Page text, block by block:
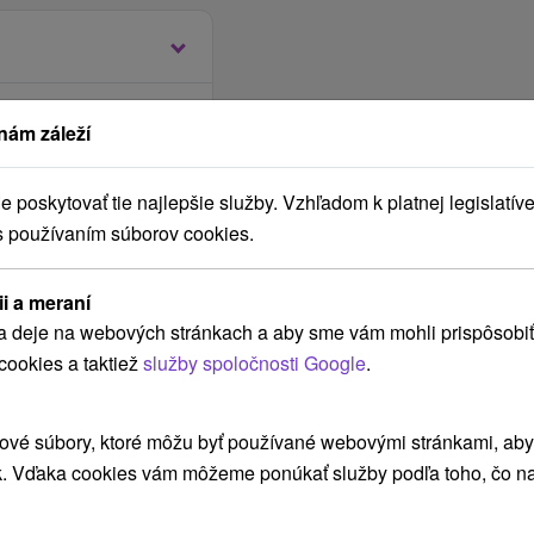
zo
13 a viac nocí)
v LD Rubín
prevádzky)
hotelového
s infoletákom,
služby zadarmo.
návštevy
dni dopoludnia alebo
10.00 hod.
jedáleň, kde je
formou
rôzne pečivo a
sezónne
počas vášho
záleží
poskytovať tie najlepšie služby. Vzhľadom k platnej
súborov cookies.
a meraní
deje na webových stránkach a aby sme vám mohli
a taktiež služby spoločnosti Google.
súbory, ktoré môžu byť používané webovými stránkami,
Vďaka cookies vám môžeme ponúkať služby podľa toho, čo